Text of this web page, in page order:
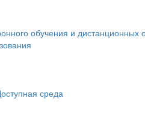
обучения и дистанционных
среда